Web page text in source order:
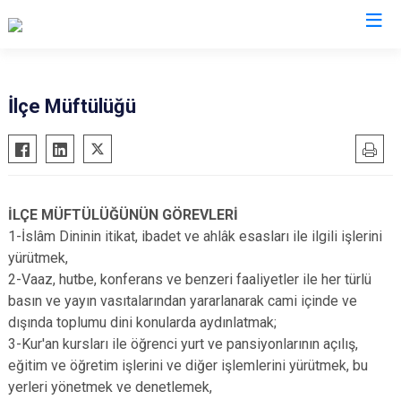
19 Mayıs
Alaçam
Ayvacık
Bafra
Çarşamba
Havza
Kavak
Ladik
Vezirköprü
Atakum
Canik
İlkadım
İlçe Müftülüğü
İLÇE MÜFTÜLÜĞÜNÜN GÖREVLERİ
1-İslâm Dininin itikat, ibadet ve ahlâk esasları ile ilgili işlerini
yürütmek,
2-Vaaz, hutbe, konferans ve benzeri faaliyetler ile her türlü
basın ve yayın vasıtalarından yararlanarak cami içinde ve
dışında toplumu dini konularda aydınlatmak;
3-Kur'an kursları ile öğrenci yurt ve pansiyonlarının açılış,
eğitim ve öğretim işlerini ve diğer işlemlerini yürütmek, bu
yerleri yönetmek ve denetlemek,